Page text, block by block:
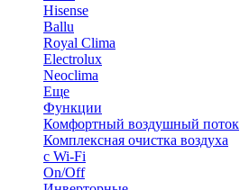
Hisense
Ballu
Royal Clima
Electrolux
Neoclima
Еще
Функции
Комфортный воздушный поток
Комплексная очистка воздуха
с Wi-Fi
On/Off